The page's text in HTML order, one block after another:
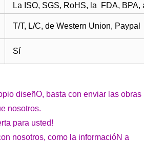
La ISO, SGS, RoHS, la
FDA, BPA,
T/T, L/C, de Western Union,
Sí
diseñO, basta con enviar las obras
nosotros.
para usted!
nosotros, como la informacióN a